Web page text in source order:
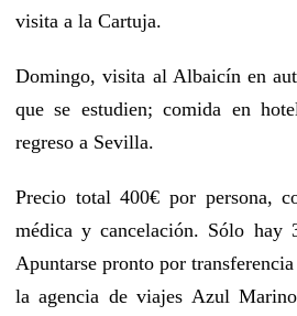
visita a la Cartuja.
Domingo, visita al Albaicín en
que se estudien; comida en
regreso a Sevilla.
Precio total 400€ por persona,
médica y cancelación. Sólo hay
Apuntarse pronto por
la agencia de viajes Azul